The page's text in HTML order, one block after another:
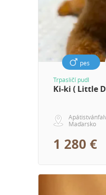
pes
Trpasličí pudl
Ki-ki ( Little
Maďarsko
1 280 €